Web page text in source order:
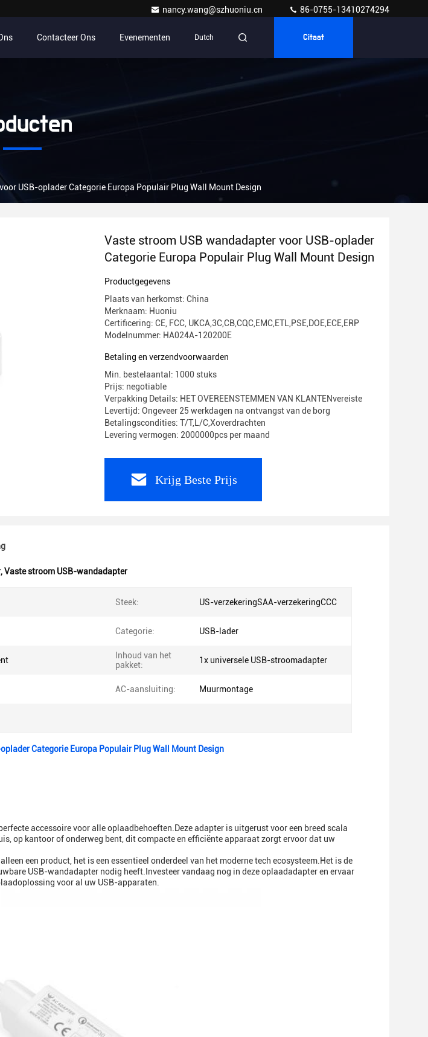
nancy.wang@szhuoniu.cn 86-0755-13410274294
Contacteer Ons Evenementen Dutch Citaat
USB-oplader Categorie Europa Populair Plug Wall Mount Design
Vaste stroom USB wandadapter voor USB-oplader
Categorie Europa Populair Plug Wall Mount Design
Productgegevens
Plaats van herkomst: China
Merknaam: Huoniu
Certificering: CE, FCC, UKCA,3C,CB,CQC,EMC,ETL,PSE,DOE,ECE,ERP
Modelnummer: HA024A-120200E
Betaling en verzendvoorwaarden
Min. bestelaantal: 1000 stuks
Prijs: negotiable
Verpakking Details: HET OVEREENSTEMMEN VAN KLANTENvereiste
Levertijd: Ongeveer 25 werkdagen na ontvangst van de borg
Betalingscondities: T/T,L/C,Xoverdrachten
Levering vermogen: 2000000pcs per maand
Krijg Beste Prijs
,Vaste stroom USB-wandadapter
Steek: US-verzekeringSAA-verzekeringCCC
Categorie: USB-lader
Inhoud van het
pakket:
1x universele USB-stroomadapter
AC-aansluiting: Muurmontage
Categorie Europa Populair Plug Wall Mount Design
accessoire voor alle oplaadbehoeften.Deze adapter is uitgerust voor een breed scala
op kantoor of onderweg bent, dit compacte en efficiënte apparaat zorgt ervoor dat uw
een product, het is een essentieel onderdeel van het moderne tech ecosysteem.Het is de
USB-wandadapter nodig heeft.Investeer vandaag nog in deze oplaadadapter en ervaar
voor al uw USB-apparaten.